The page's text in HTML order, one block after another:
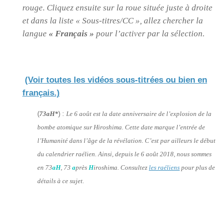
rouge. Cliquez ensuite sur la roue située juste à droite
et dans la liste « Sous-titres/CC », allez chercher la
langue « Français » pour l’activer par la sélection.
(Voir toutes les vidéos sous-titrées ou bien en
français.)
(73aH*) : Le 6 août est la date anniversaire de l’explosion de la
bombe atomique sur Hiroshima. Cette date marque l’entrée de
l’Humanité dans l’âge de la révélation. C’est par ailleurs le début
du calendrier raélien. Ainsi, depuis le 6 août 2018, nous sommes
en 73aH, 73 après Hiroshima. Consultez les raéliens pour plus de
détails à ce sujet.